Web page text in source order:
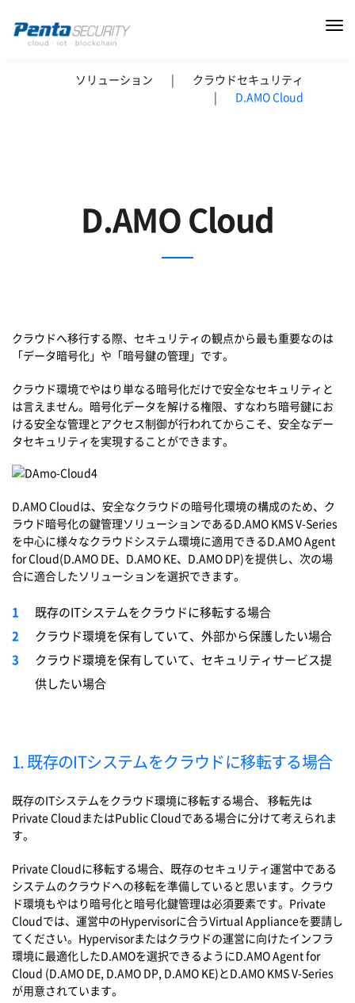
ソリューション
クラウドセキュリティ
D.AMO Cloud
D.AMO Cloud
クラウドへ移行する際、セキュリティの観点から最も重要なのは
「データ暗号化」や「暗号鍵の管理」です。
クラウド環境でやはり単なる暗号化だけで安全なセキュリティと
は言えません。暗号化データを解ける権限、すなわち暗号鍵にお
ける安全な管理とアクセス制御が行われてからこそ、安全なデー
タセキュリティを実現することができます。
D.AMO Cloudは、安全なクラウドの暗号化環境の構成のため、ク
ラウド暗号化の鍵管理ソリューションであるD.AMO KMS V-Series
を中心に様々なクラウドシステム環境に適用できるD.AMO Agent
for Cloud(D.AMO DE、D.AMO KE、D.AMO DP)を提供し、次の場
合に適合したソリューションを選択できます。
既存のITシステムをクラウドに移転する場合
クラウド環境を保有していて、外部から保護したい場合
クラウド環境を保有していて、セキュリティサービス提
供したい場合
1. 既存のITシステムをクラウドに移転する場合
既存のITシステムをクラウド環境に移転する場合、 移転先は
Private CloudまたはPublic Cloudである場合に分けて考えられま
す。
Private Cloudに移転する場合、既存のセキュリティ運営中である
システムのクラウドへの移転を準備していると思います。クラウ
ド環境もやはり暗号化と暗号化鍵管理は必須要素です。Private
Cloudでは、運営中のHypervisorに合うVirtual Applianceを要請し
てください。Hypervisorまたはクラウドの運営に向けたインフラ
環境に最適化したD.AMOを選択できるようにD.AMO Agent for
Cloud (D.AMO DE, D.AMO DP, D.AMO KE)とD.AMO KMS V-Series
が用意されています。